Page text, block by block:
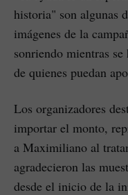
historia" son algunas
imágenes de la
sonriendo mientras
de quienes puedan
Los organizadores
importar el monto,
a Maximiliano al
agradecieron las
desde el inicio de la